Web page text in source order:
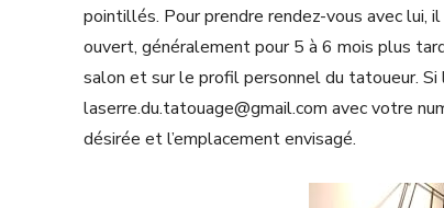
pointillés. Pour prendre rendez-vous avec lui,
ouvert, généralement pour 5 à 6 mois plus
salon et sur le profil personnel du tatoueur. Si
laserre.du.tatouage@gmail.com avec votre
désirée et l’emplacement envisagé.